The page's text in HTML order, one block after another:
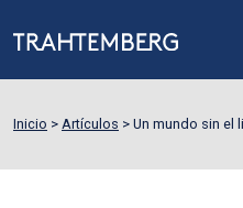
Inicio > Artículos > Un mundo sin el